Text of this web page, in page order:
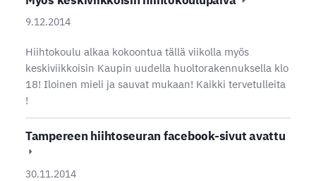
9.12.2014
Hiihtokoulu alkaa kokoontua tällä viikolla myös
keskiviikkoisin Kaupin uudella huoltorakennuksella klo
18! Iloinen mieli ja sauvat mukaan! Kaikki tervetulleita
!
Tampereen hiihtoseuran facebook-sivut avattu
30.11.2014